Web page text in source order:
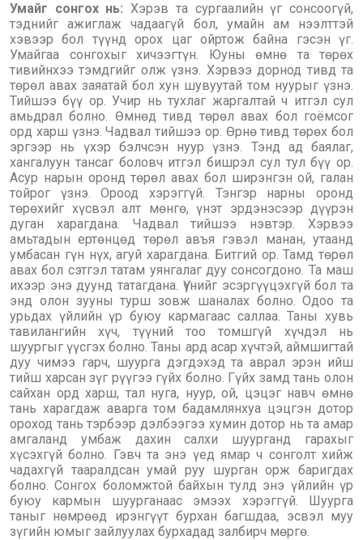
Умайг сонгох нь: Хэрэв та сургаалийн үг сонсоогүй,
тэднийг ажиглаж чадаагүй бол, умайн ам нээлттэй
хэвээр бол түүнд орох цаг ойртож байна гэсэн үг.
Умайгаа сонгохыг хичээгтүн. Юуны өмнө та төрөх
тивийнхээ тэмдгийг олж үзнэ. Хэрвээ дорнод тивд та
төрөл авах заяатай бол хун шувуутай том нуурыг үзнэ.
Тийшээ бүү ор. Учир нь тухлаг жаргалтай ч итгэл сул
амьдрал болно. Өмнөд тивд төрөл авах бол гоёмсог
орд харш үзнэ. Чадвал тийшээ ор. Өрнө тивд төрөх бол
эргээр нь үхэр бэлчсэн нуур үзнэ. Тэнд ад баялаг,
хангалуун тансаг боловч итгэл бишрэл сул тул бүү ор.
Асур нарын оронд төрөл авах бол ширэнгэн ой, галан
тойрог үзнэ. Ороод хэрэггүй. Тэнгэр нарны оронд
төрөхийг хүсвэл алт мөнгө, үнэт эрдэнэсээр дүүрэн
дуган харагдана. Чадвал тийшээ нэвтэр. Хэрвээ
амьтадын ертөнцөд төрөл авъя гэвэл манан, утаанд
умбасан гүн нүх, агуй харагдана. Битгий ор. Тамд төрөл
авах бол сэтгэл татам уянгалаг дуу сонсогдоно. Та маш
ихээр энэ дуунд татагдана. Үүнийг эсэргүүцэхгүй бол та
энд олон зууны турш зовж шаналах болно. Одоо та
урьдах үйлийн үр буюу кармагаас саллаа. Таны хувь
тавилангийн хүч, түүний тоо томшгүй хүчдэл нь
шуургыг үүсгэх болно. Таны ард асар хүчтэй, аймшигтай
дуу чимээ гарч, шуурга дэгдэхэд та аврал эрэн ийш
тийш харсан зүг рүүгээ гүйх болно. Гүйх замд тань олон
сайхан орд харш, тал нуга, нуур, ой, цэцэг навч өмнө
тань харагдаж аварга том бадамлянхуа цэцгэн дотор
ороход тань тэрбээр дэлбээгээ хумин дотор нь та амар
амгаланд умбаж дахин салхи шуурганд гарахыг
хүсэхгүй болно. Гэвч та энэ үед ямар ч сонголт хийж
чадахгүй тааралдсан умай руу шурган орж баригдах
болно. Сонгох боломжтой байхын тулд энэ үйлийн үр
буюу кармын шуурганаас эмээх хэрэггүй. Шуурга
таныг нөмрөөд ирэнгүүт бурхан багшдаа, эсвэл муу
зүгийн юмыг зайлуулах бурхадад залбирч мөргө.